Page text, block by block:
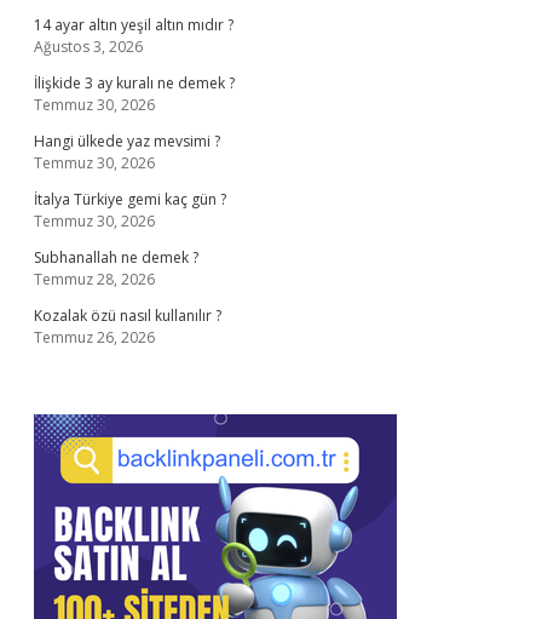
14 ayar altın yeşil altın mıdır ?
Ağustos 3, 2026
İlişkide 3 ay kuralı ne demek ?
Temmuz 30, 2026
Hangi ülkede yaz mevsimi ?
Temmuz 30, 2026
İtalya Türkiye gemi kaç gün ?
Temmuz 30, 2026
Subhanallah ne demek ?
Temmuz 28, 2026
Kozalak özü nasıl kullanılır ?
Temmuz 26, 2026